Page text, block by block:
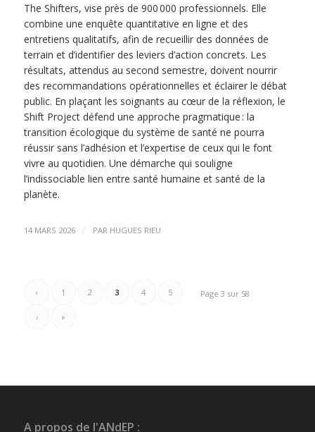
The Shifters, vise près de 900 000 professionnels. Elle
combine une enquête quantitative en ligne et des
entretiens qualitatifs, afin de recueillir des données de
terrain et d’identifier des leviers d’action concrets. Les
résultats, attendus au second semestre, doivent nourrir
des recommandations opérationnelles et éclairer le débat
public. En plaçant les soignants au cœur de la réflexion, le
Shift Project défend une approche pragmatique : la
transition écologique du système de santé ne pourra
réussir sans l’adhésion et l’expertise de ceux qui le font
vivre au quotidien. Une démarche qui souligne
l’indissociable lien entre santé humaine et santé de la
planète.
14 MARS 2026 / PAR HUGUES RIEU
Page 3 sur 58
‹ 1 2 3 4 5
› »
A propos de l'ANdEP :